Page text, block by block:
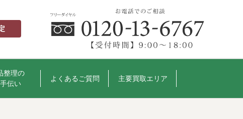
整理の
伝い
よくあるご質問 主要買取エリア